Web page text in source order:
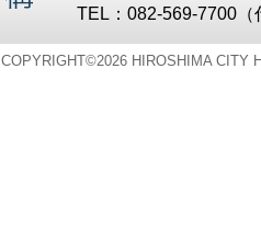
TEL：082-569-7700
COPYRIGHT©2026 HIROSHIMA CITY